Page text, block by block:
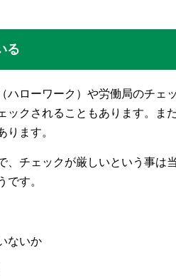
る
ハローワーク）や労働局のチェ
ックされることもあります。ま
ります。
、チェックが厳しいという事は
です。
ないか